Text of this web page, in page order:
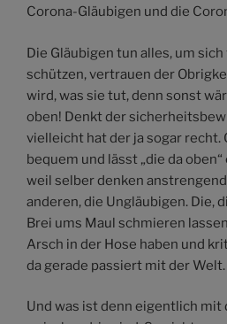
Corona-Gläubigen und die
Die Gläubigen tun alles, um
schützen, vertrauen der
wird, was sie tut, denn sonst
oben! Denkt der
vielleicht hat der ja sogar recht.
bequem und lässt „die da
weil selber denken
anderen, die Ungläubigen. Die,
Brei ums Maul schmieren
Arsch in der Hose haben und
da gerade passiert mit der Welt.
Und was ist denn eigentlich mit